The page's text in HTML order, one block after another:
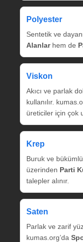
Polyester
Sentetik ve
Alanlarhem de
Viskon
Akıcı ve parlak
kullanılır.
üreticiler için çok
Krep
Buruk ve bükümlü
üzerinden Parti
talepler alınır.
Saten
Parlak ve zarif
kumas.org’da